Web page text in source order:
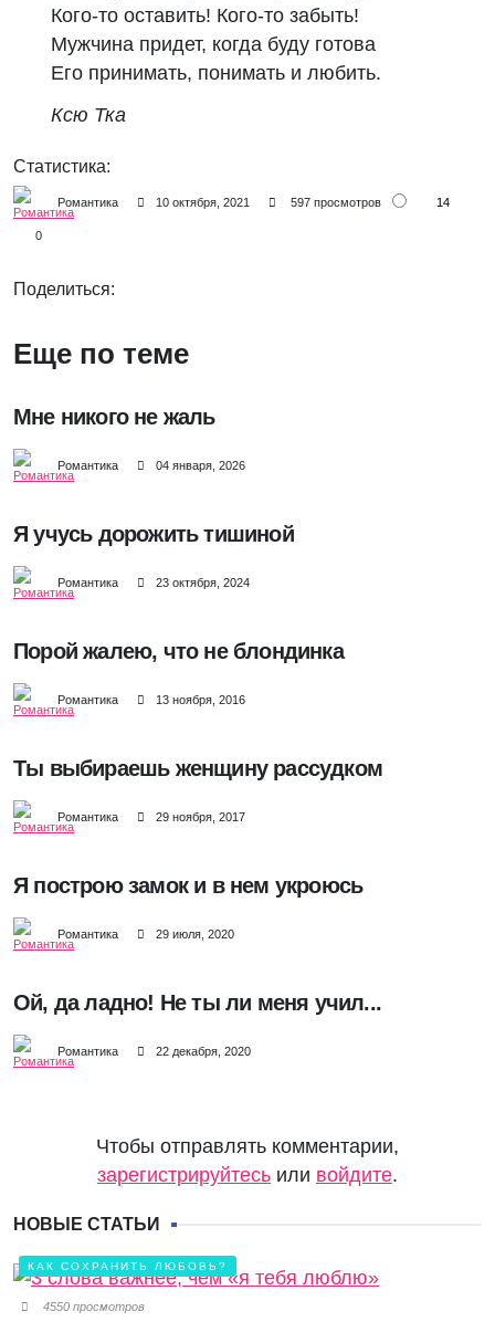
Кого-то оставить! Кого-то забыть!
Мужчина придет, когда буду готова
Его принимать, понимать и любить.
Ксю Тка
Статистика:
Романтика 10 октября, 2021 597 просмотров 14
0
Поделиться:
Еще по теме
Мне никого не жаль
Романтика 04 января, 2026
Я учусь дорожить тишиной
Романтика 23 октября, 2024
Порой жалею, что не блондинка
Романтика 13 ноября, 2016
Ты выбираешь женщину рассудком
Романтика 29 ноября, 2017
Я построю замок и в нем укроюсь
Романтика 29 июля, 2020
Ой, да ладно! Не ты ли меня учил...
Романтика 22 декабря, 2020
Чтобы отправлять комментарии,
зарегистрируйтесь или войдите.
НОВЫЕ СТАТЬИ
КАК СОХРАНИТЬ ЛЮБОВЬ?
4550 просмотров